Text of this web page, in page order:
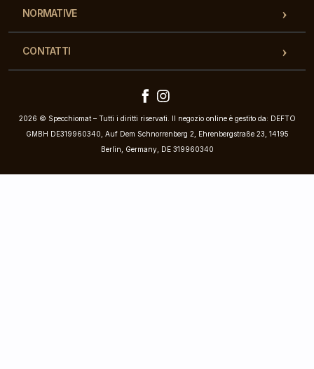
NORMATIVE
CONTATTI
2026 © Specchiomat – Tutti i diritti riservati. Il negozio online è gestito da: DEFTO
GMBH DE319960340, Auf Dem Schnorrenberg 2, Ehrenbergstraße 23, 14195
Berlin, Germany, DE 319960340